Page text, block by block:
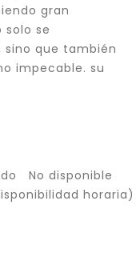
gran
solo se
sino que también
impecable. su
No disponible
horaria)